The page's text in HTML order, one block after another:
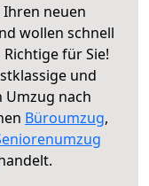
Ihren neuen
wollen schnell
für Sie!
und
Umzug nach
Büroumzug,